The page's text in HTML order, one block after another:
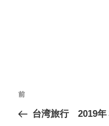
投
過
去
前
台湾旅行 2019年